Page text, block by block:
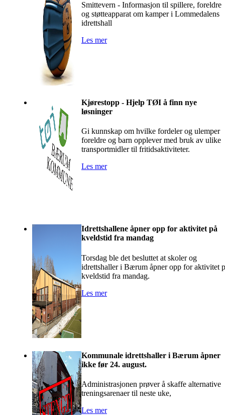
Smittevern - Informasjon til spillere, foreldre
og støtteapparat om kamper i Lommedalens
idrettshall
Les mer
Kjørestopp - Hjelp TØI å finn nye
løsninger
Gi kunnskap om hvilke fordeler og ulemper
foreldre og barn opplever med bruk av ulike
transportmidler til fritidsaktiviteter.
Les mer
Idrettshallene åpner opp for aktivitet på
kveldstid fra mandag
Torsdag ble det besluttet at skoler og
idrettshaller i Bærum åpner opp for aktivitet
kveldstid fra mandag.
Les mer
Kommunale idrettshaller i Bærum åpner
ikke før 24. august.
Administrasjonen prøver å skaffe alternative
treningsarenaer til neste uke,
Les mer